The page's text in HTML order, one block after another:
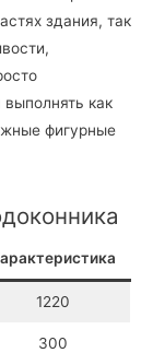
здания, так
как
фигурные
1220
300